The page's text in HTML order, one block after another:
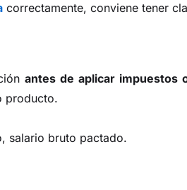
correctamente, conviene tener
antes de aplicar impuestos
producto.
salario bruto pactado.